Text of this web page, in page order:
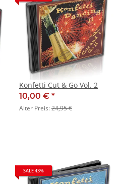
Konfetti Cut & Go Vol. 2
10,00 € *
Alter Preis:24,95 €
SALE 43%